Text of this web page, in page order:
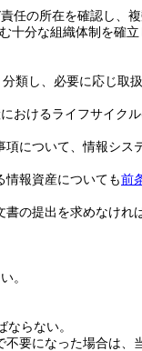
任の所在を確認し、
分な組織体制を確立
類し、必要に応じ取
おけるライフサイクル
について、情報シス
報資産についても前
の提出を求めなけれ
。
らない。
要になった場合は、